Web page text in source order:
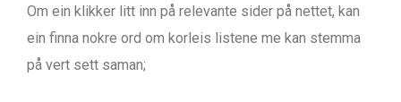
Om ein klikker litt inn på relevante sider på nettet, kan
ein finna nokre ord om korleis listene me kan stemma
på vert sett saman;